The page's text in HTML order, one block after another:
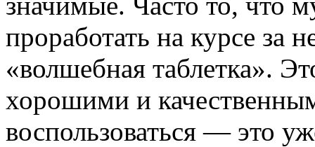
проработать на курсе за
«волшебная таблетка».
хорошими и
воспользоваться ― это